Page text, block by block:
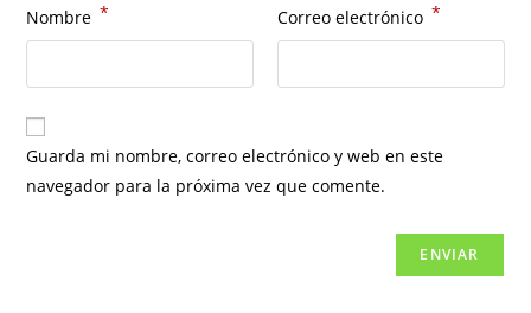
Nombre * Correo electrónico *
Guarda mi nombre, correo electrónico y web en este
navegador para la próxima vez que comente.